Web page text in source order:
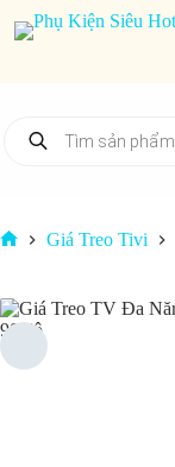
đến
kiếm
Giá Treo Tivi